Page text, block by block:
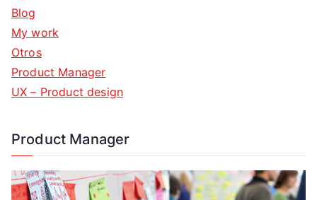
Blog
My work
Otros
Product Manager
UX – Product design
Product Manager